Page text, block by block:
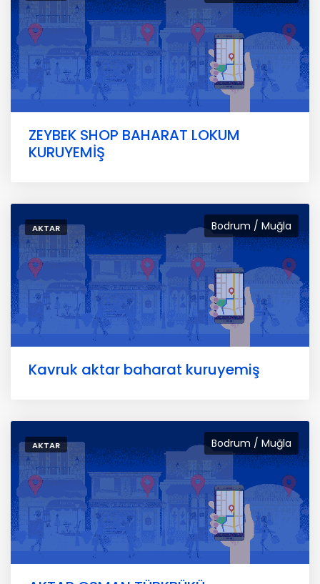
ZEYBEK SHOP BAHARAT LOKUM
KURUYEMİŞ
Bodrum / Muğla
AKTAR
Kavruk aktar baharat kuruyemiş
Bodrum / Muğla
AKTAR